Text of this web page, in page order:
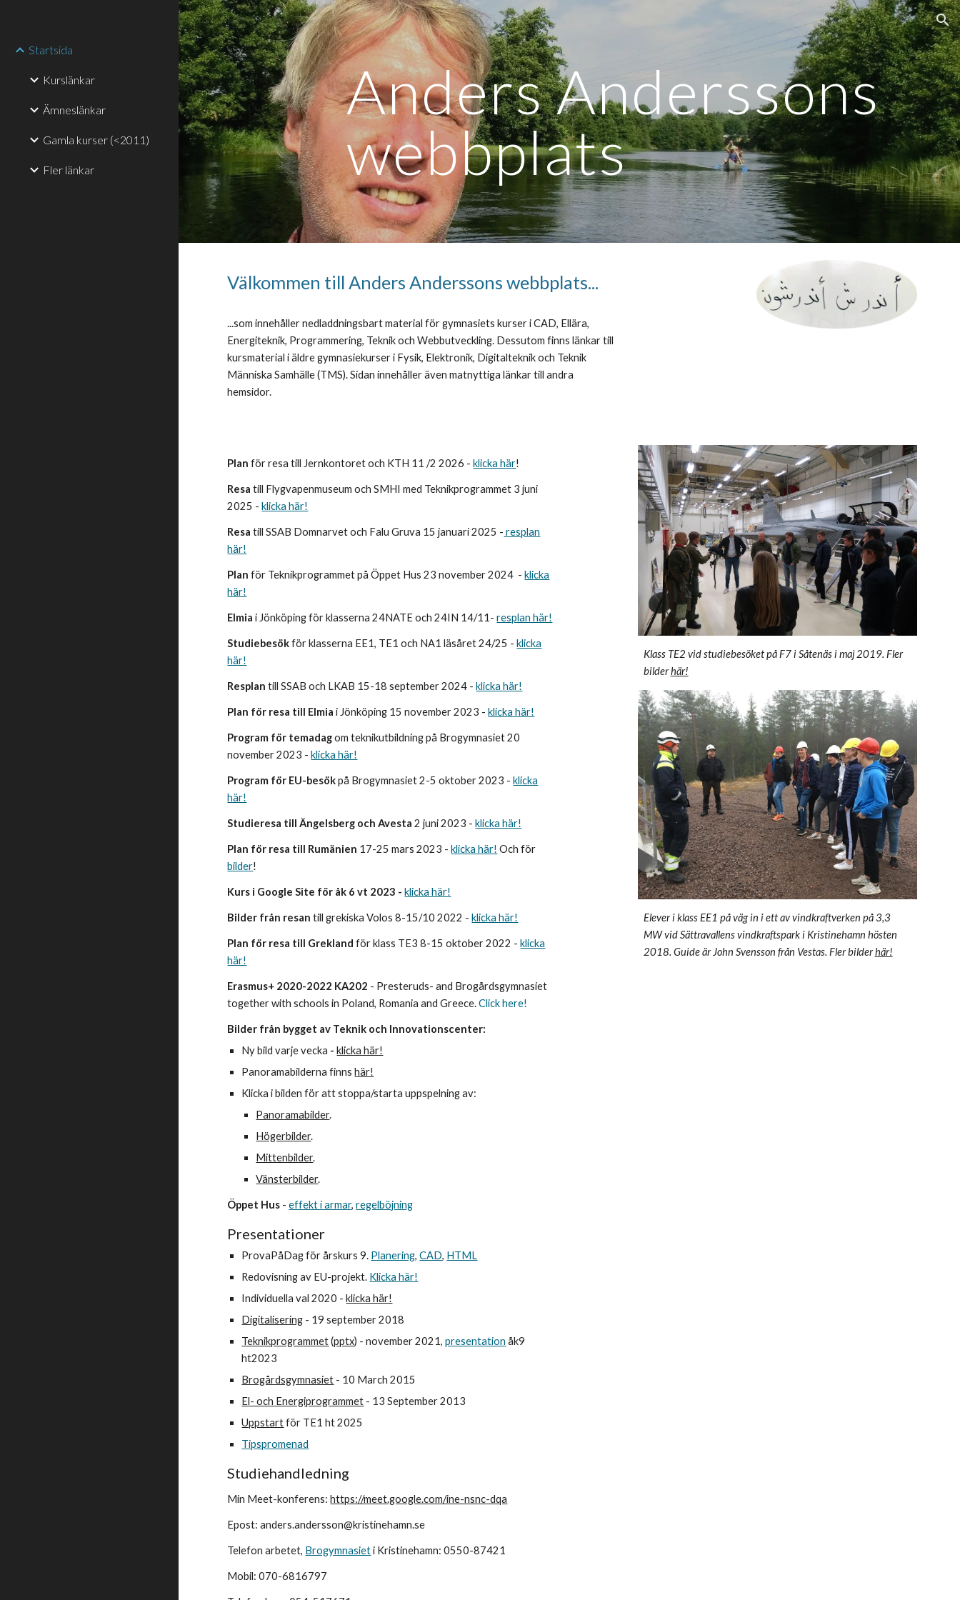
Skip to main content
Startsida
Kurslänkar
Ämneslänkar
Gamla kurser (<2011)
Fler länkar
Anders Anderssons
webbplats
Välkommen till Anders Anderssons webbplats...
...som innehåller nedladdningsbart material för gymnasiets kurser i CAD, Ellära,
Energiteknik, Programmering, Teknik och Webbutveckling. Dessutom finns länkar till
kursmaterial i äldre gymnasiekurser i Fysik, Elektronik, Digitalteknik och Teknik
Människa Samhälle (TMS). Sidan innehåller även matnyttiga länkar till andra
hemsidor.
Plan för resa till Jernkontoret och KTH 11 /2 2026 -klicka här!
Resa till Flygvapenmuseum och SMHI med Teknikprogrammet 3 juni
2025 -klicka här!
Resatill SSAB Domnarvet och Falu Gruva 15 januari 2025 - resplan
här!
Planför Teknikprogrammet på Öppet Hus 23 november 2024 -klicka
här!
Elmiai Jönköping för klasserna 24NATE och 24IN 14/11-resplan här!
Studiebesökför klasserna EE1, TE1 och NA1 läsåret 24/25 -klicka
här!
Resplantill SSAB och LKAB 15-18 september 2024 -klicka här!
Plan för resa till Elmiai Jönköping 15 november 2023 -klicka här!
Program för temadagom teknikutbildning på Brogymnasiet 20
november 2023 -klicka här!
Program för EU-besökpå Brogymnasiet 2-5 oktober 2023 -klicka
här!
Studieresa till Ängelsberg och Avesta2 juni 2023 -klicka här!
Plan för resa till Rumänien 17-25 mars 2023 -klicka här! Och för
bilder!
Kurs i Google Site för åk 6 vt 2023 -klicka här!
Bilder från resan till grekiska Volos 8-15/10 2022 -klicka här!
Plan för resa till Grekland för klass TE3 8-15 oktober 2022 -klicka
här!
Erasmus+ 2020-2022 KA202 - Presteruds- and Brogårdsgymnasiet
together with schools in Poland, Romania and Greece. Click here!
Bilder från bygget av Teknik och Innovationscenter:
Ny bild varje vecka - klicka här!
Panoramabilderna finnshär!
Klicka i bilden för att stoppa/starta uppspelning av:
Panoramabilder.
Högerbilder.
Mittenbilder.
Vänsterbilder.
Öppet Hus - effekt i armar,regelböjning
Presentationer
ProvaPåDag för årskurs 9. Planering,CAD, HTML
Redovisning av EU-projekt. Klicka här!
Individuella val 2020 -klicka här!
Digitalisering - 19 september 2018
Teknikprogrammet(pptx) - november 2021,presentation åk9
ht2023
Brogårdsgymnasiet - 10 March 2015
El- och Energiprogrammet - 13 September 2013
Uppstartför TE1 ht 2025
Tipspromenad
Studiehandledning
Min Meet-konferens:https://meet.google.com/ine-nsnc-dqa
Epost: anders.andersson@kristinehamn.se
Telefon arbetet, Brogymnasieti Kristinehamn: 0550-87421
Mobil: 070-6816797
Klass TE2 vid studiebesöket på F7 i Såtenäs i maj 2019. Fler
bilderhär!
Elever i klass EE1 på väg in i ett av vindkraftverken på 3,3
MW vid Sättravallens vindkraftspark i Kristinehamn hösten
2018. Guide är John Svensson från Vestas. Fler bilderhär!